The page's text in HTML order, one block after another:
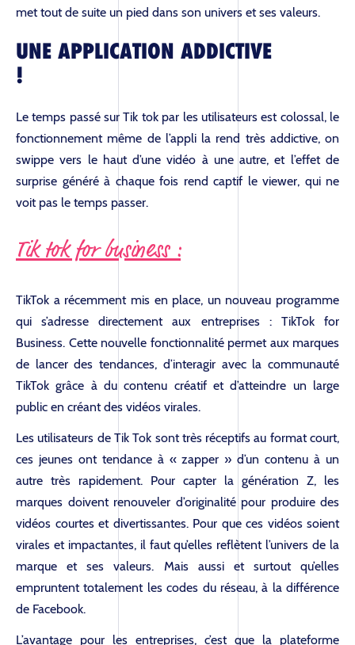
met tout de suite un pied dans son univers et ses valeurs.
UNE APPLICATION ADDICTIVE
!
Le temps passé sur Tik tok par les utilisateurs est colossal, le
fonctionnement même de l’appli la rend très addictive, on
swippe vers le haut d’une vidéo à une autre, et l’effet de
surprise généré à chaque fois rend captif le viewer, qui ne
voit pas le temps passer.
Tik tok for business :
TikTok a récemment mis en place, un nouveau programme
qui s’adresse directement aux entreprises : TikTok for
Business. Cette nouvelle fonctionnalité permet aux marques
de lancer des tendances, d’interagir avec la communauté
TikTok grâce à du contenu créatif et d’atteindre un large
public en créant des vidéos virales.
Les utilisateurs de Tik Tok sont très réceptifs au format court,
ces jeunes ont tendance à « zapper » d’un contenu à un
autre très rapidement. Pour capter la génération Z, les
marques doivent renouveler d’originalité pour produire des
vidéos courtes et divertissantes. Pour que ces vidéos soient
virales et impactantes, il faut qu’elles reflètent l’univers de la
marque et ses valeurs. Mais aussi et surtout qu’elles
empruntent totalement les codes du réseau, à la différence
de Facebook.
L’avantage pour les entreprises, c’est que la plateforme
L’AGENCE